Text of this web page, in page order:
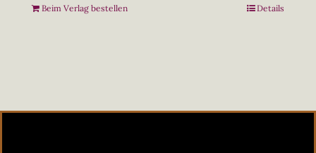
Beim Verlag bestellen Details